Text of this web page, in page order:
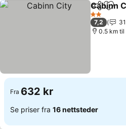
Del
Cabinn
2 Stjerner
7,2
0.5 km til
Fra 632 kr
Se priser fra 16 nettsteder